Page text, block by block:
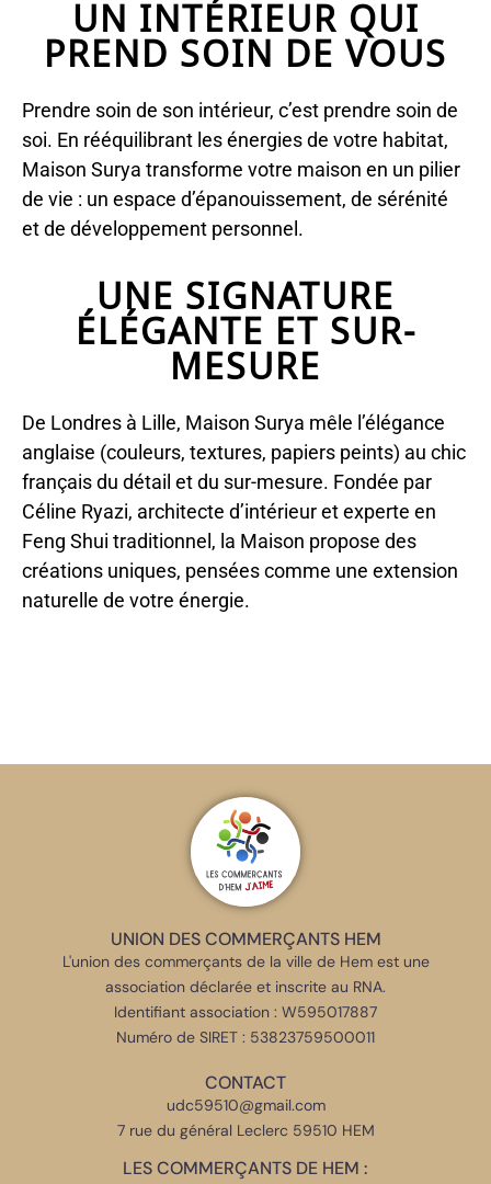
UN INTÉRIEUR QUI
PREND SOIN DE VOUS
Prendre soin de son intérieur, c’est prendre soin de
soi. En rééquilibrant les énergies de votre habitat,
Maison Surya transforme votre maison en un pilier
de vie : un espace d’épanouissement, de sérénité
et de développement personnel.
UNE SIGNATURE
ÉLÉGANTE ET SUR-
MESURE
De Londres à Lille, Maison Surya mêle l’élégance
anglaise (couleurs, textures, papiers peints) au chic
français du détail et du sur-mesure. Fondée par
Céline Ryazi, architecte d’intérieur et experte en
Feng Shui traditionnel, la Maison propose des
créations uniques, pensées comme une extension
naturelle de votre énergie.
UNION DES COMMERÇANTS HEM
L'union des commerçants de la ville de Hem est une
association déclarée et inscrite au RNA.
Identifiant association : W595017887
Numéro de SIRET : 53823759500011
CONTACT
udc59510@gmail.com
7 rue du général Leclerc 59510 HEM
LES COMMERÇANTS DE HEM :